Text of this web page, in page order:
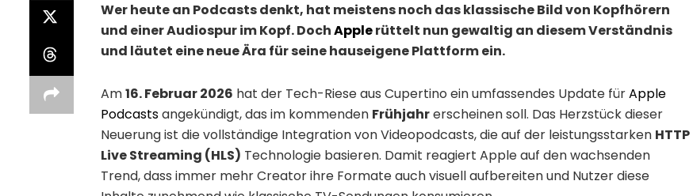
Wer heute an Podcasts denkt, hat meistens noch das klassische Bild von Kopfhörern
und einer Audiospur im Kopf. DochApplerüttelt nun gewaltig an diesem Verständnis
und läutet eine neue Ära für seine hauseigene Plattform ein.
Am16. Februar 2026 hat der Tech-Riese aus Cupertino ein umfassendes Update fürApple
Podcastsangekündigt, das im kommenden Frühjahrerscheinen soll. Das Herzstück dieser
Neuerung ist die vollständige Integration von Videopodcasts, die auf der leistungsstarken HTTP
Live Streaming (HLS) Technologie basieren. Damit reagiert Apple auf den wachsenden
Trend, dass immer mehr Creator ihre Formate auch visuell aufbereiten und Nutzer diese